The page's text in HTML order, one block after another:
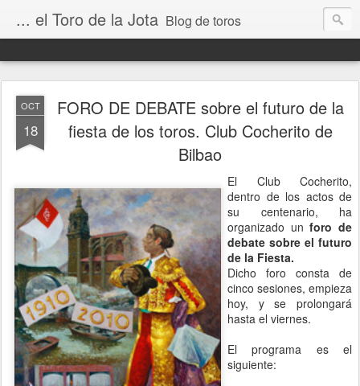
... el Toro de la Jota Blog de toros
OCT
18
FORO DE DEBATE sobre el futuro de la
fiesta de los toros. Club Cocherito de
Bilbao
El Club Cocherito,
dentro de los actos de
su centenario, ha
organizado unforo de
debate sobre el futuro
de la Fiesta.
Dicho foro consta de
cinco sesiones, empieza
hoy, y se prolongará
hasta el viernes.
El programa es el
siguiente: